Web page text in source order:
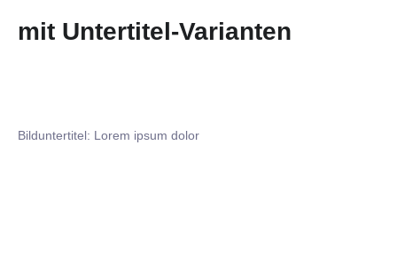
mit Untertitel-Varianten
Bilduntertitel: Lorem ipsum dolor